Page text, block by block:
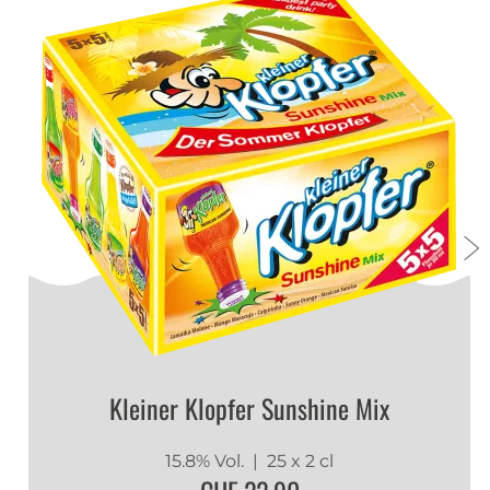
Serviervorschlag - so trinkst du Klopfer Shots
stilecht
Schon vor 25 Jahren trank man Klopfer Shots nur auf
eine Weise:
Klopfe mit dem Hals der - natürlich
geschlossenen - Flasche auf den Tisch.
Schraube den Deckel ab und setze ihn auf deine
Nasenspitze.
Dann trinkt man den Klopfer mit der Flasche
zwischen den Lippen
Kleiner Klopfer Sunshine Mix
15.8% Vol. | 25 x 2 cl